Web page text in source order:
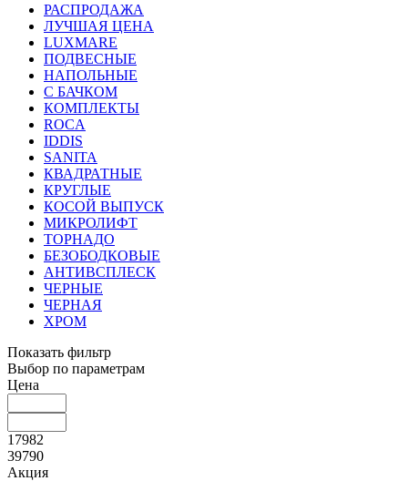
РАСПРОДАЖА
ЛУЧШАЯ ЦЕНА
LUXMARE
ПОДВЕСНЫЕ
НАПОЛЬНЫЕ
С БАЧКОМ
КОМПЛЕКТЫ
ROCA
IDDIS
SANITA
КВАДРАТНЫЕ
КРУГЛЫЕ
КОСОЙ ВЫПУСК
МИКРОЛИФТ
ТОРНАДО
БЕЗОБОДКОВЫЕ
АНТИВСПЛЕСК
ЧЕРНЫЕ
ЧЕРНАЯ
ХРОМ
Показать фильтр
Выбор по параметрам
Цена
17982
39790
Акция